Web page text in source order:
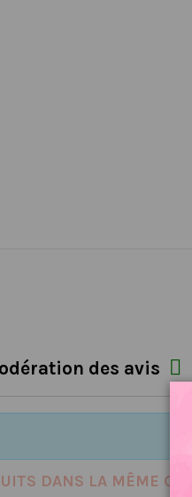
des avis 
DANS LA MÊME